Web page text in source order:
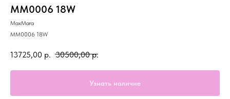
MM0006 18W
MaxMara
MM0006 18W
13725,00 р. 30500,00 р.
Узнать наличие